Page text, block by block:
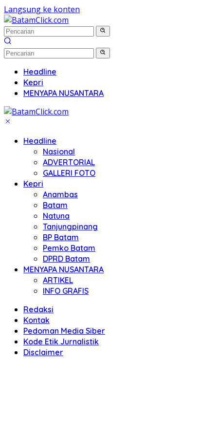
Langsung ke konten
Headline
Kepri
MENYAPA NUSANTARA
Headline
Nasional
ADVERTORIAL
GALLERI FOTO
Kepri
Anambas
Batam
Natuna
Tanjungpinang
BP Batam
Pemko Batam
DPRD Batam
MENYAPA NUSANTARA
ARTIKEL
INFO GRAFIS
Redaksi
Kontak
Pedoman Media Siber
Kode Etik Jurnalistik
Disclaimer